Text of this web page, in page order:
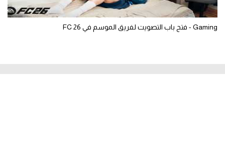
Gaming - فتح باب التصويت لفريق الموسم في FC 26